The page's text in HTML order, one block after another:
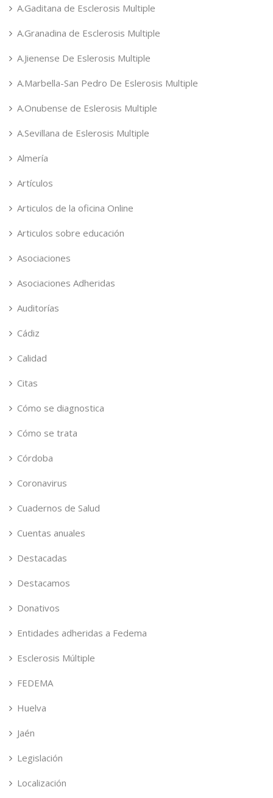
A.Gaditana de Esclerosis Multiple
A.Granadina de Esclerosis Multiple
A.Jienense De Eslerosis Multiple
A.Marbella-San Pedro De Eslerosis Multiple
A.Onubense de Eslerosis Multiple
A.Sevillana de Eslerosis Multiple
Almería
Artículos
Articulos de la oficina Online
Articulos sobre educación
Asociaciones
Asociaciones Adheridas
Auditorías
Cádiz
Calidad
Citas
Cómo se diagnostica
Cómo se trata
Córdoba
Coronavirus
Cuadernos de Salud
Cuentas anuales
Destacadas
Destacamos
Donativos
Entidades adheridas a Fedema
Esclerosis Múltiple
FEDEMA
Huelva
Jaén
Legislación
Localización